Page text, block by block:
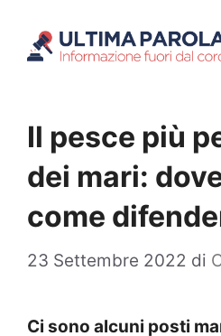
Il pesce più
dei mari:
come
23 Settembre 2022 di
Ci sono alcuni posti